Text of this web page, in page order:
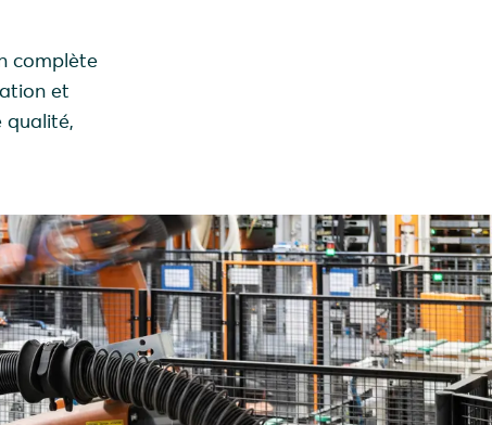
complète
et
qualité,